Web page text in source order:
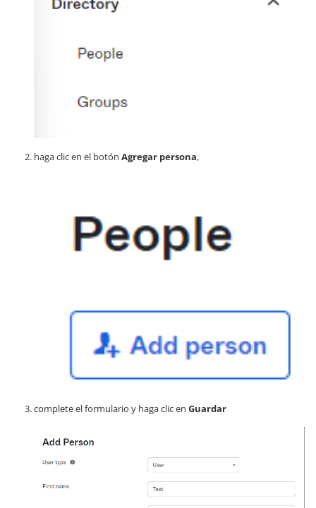
haga clic en el botón Agregar persona,
complete el formulario y haga clic en Guardar